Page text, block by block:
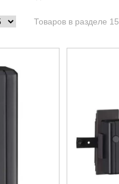
Товаров в разделе 15